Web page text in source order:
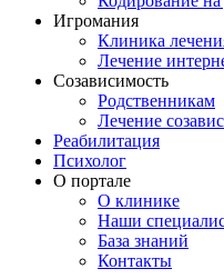
Игромания
Клиника
Лечение
Созависимость
Родственникам
Лечение
Реабилитация
Психолог
О портале
О клинике
Наши
База знаний
Контакты